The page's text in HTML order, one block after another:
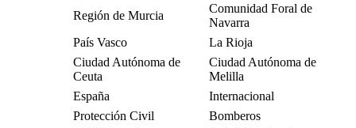
Región de Murcia
Comunidad Foral de
Navarra
País Vasco
La Rioja
Ciudad Autónoma de
Ceuta
Ciudad Autónoma de
Melilla
España
Internacional
Protección Civil
Bomberos